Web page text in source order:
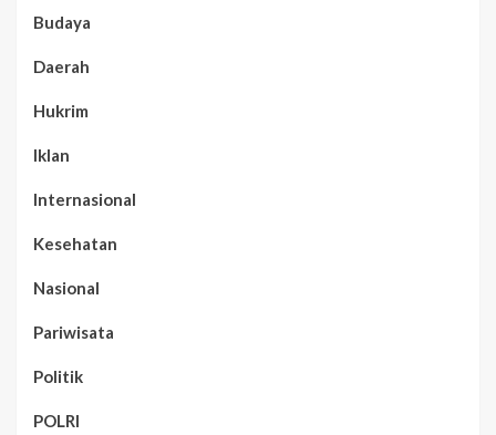
Budaya
Daerah
Hukrim
Iklan
Internasional
Kesehatan
Nasional
Pariwisata
Politik
POLRI